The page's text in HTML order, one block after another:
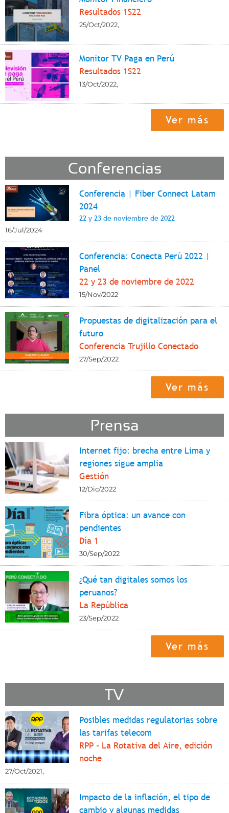
Resultados 1S22
25/Oct/2022,
Monitor TV Paga en Perú
Resultados 1S22
13/Oct/2022,
Ver más
Conferencias
Conferencia | Fiber Connect Latam
2024
22 y 23 de noviembre de 2022
16/Jul/2024
Conferencia: Conecta Perú 2022 |
Panel
22 y 23 de noviembre de 2022
15/Nov/2022
Propuestas de digitalización para el
futuro
Conferencia Trujillo Conectado
27/Sep/2022
Ver más
Prensa
Internet fijo: brecha entre Lima y
regiones sigue amplia
Gestión
12/Dic/2022
Fibra óptica: un avance con
pendientes
Día 1
30/Sep/2022
¿Qué tan digitales somos los
peruanos?
La República
23/Sep/2022
Ver más
TV
Posibles medidas regulatorias sobre
las tarifas telecom
RPP - La Rotativa del Aire, edición
noche
27/Oct/2021,
Impacto de la inflación, el tipo de
cambio y algunas medidas